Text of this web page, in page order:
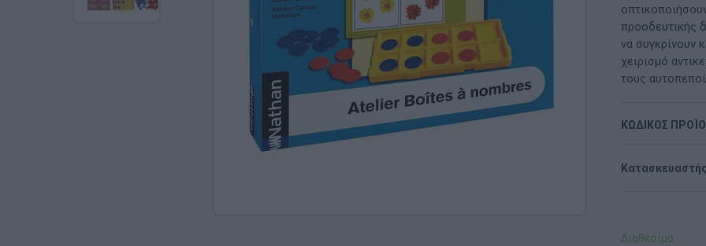
Ανακαλύπτοντας το Χρόνο
ΠΑΖΛ & ΣΦΗΝΏΜΑΤΑ
ΕΠΙΤΡΑΠΈΖΙΑ
ΚΑΤΑΣΚΕΥΈΣ-STEM
Παιδικό Δωμάτιο
ΤΈΧΝΕΣ
Χειροτεχνία
ΠΑΙΧΝΊΔΙΑ ΕΞΩΤΕΡΙΚΟΎ ΧΏΡΟΥ
προοδευτικής
να συγκρίνουν
χειρισμό
τους
ΚΩΔΙΚΟΣ
Διαθέσιμο